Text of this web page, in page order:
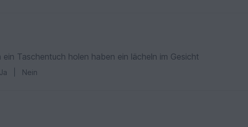
ein Taschentuch holen haben ein lächeln im Gesicht
Ja Nein